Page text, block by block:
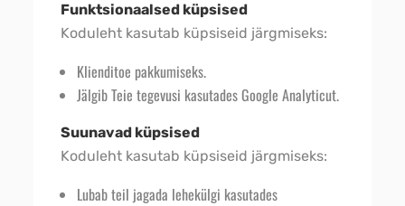
Funktsionaalsed küpsised
Koduleht kasutab küpsiseid järgmiseks:
Klienditoe pakkumiseks.
Jälgib Teie tegevusi kasutades Google Analyticut.
Suunavad küpsised
Koduleht kasutab küpsiseid järgmiseks:
Lubab teil jagada lehekülgi kasutades